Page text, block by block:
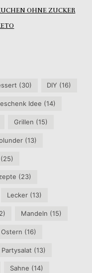
OHNE ZUCKER
(30) DIY (16)
Idee (14)
Grillen (15)
(13)
(23)
Lecker(13)
Mandeln (15)
Ostern (16)
Partysalat (13)
Sahne (14)